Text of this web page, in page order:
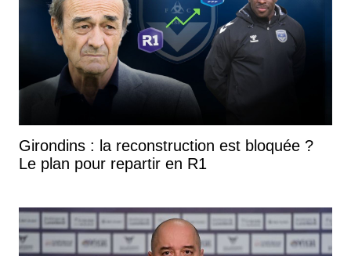
Girondins : la reconstruction est bloquée ?
Le plan pour repartir en R1